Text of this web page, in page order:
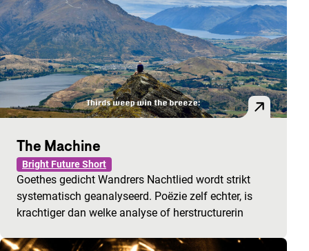
The Machine
Bright Future Short
Goethes gedicht Wandrers Nachtlied wordt strikt
systematisch geanalyseerd. Poëzie zelf echter, is
krachtiger dan welke analyse of herstructurerin